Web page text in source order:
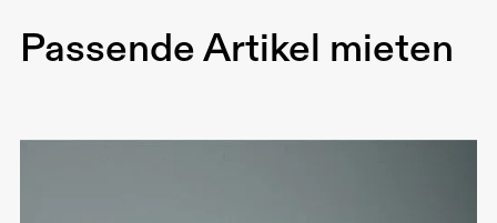
Gewicht: 0,24 kg
Passende Artikel mieten